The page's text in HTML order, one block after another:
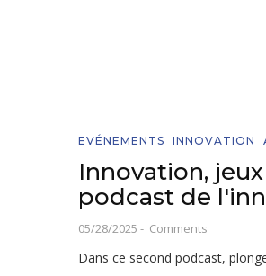
EVÉNEMENTS INNOVATION
Innovation,
podcast de
05/28/2025 - Comments
Dans ce second podcast,